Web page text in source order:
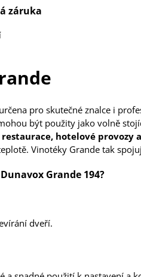
záruka
pro skutečné znalce i
být použity jako volně
restaurace, hotelové provozy
Vinotéky Grande tak
Grande 194?
dveří.